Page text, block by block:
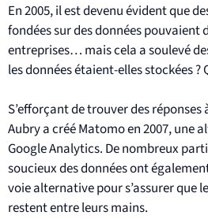
En 2005, il est devenu évident que
fondées sur des données pouvaient
entreprises… mais cela a soulevé
les données étaient-elles stockées
S’efforçant de trouver des
Aubry a créé Matomo en 2007, une
Google Analytics. De nombreux
soucieux des données ont
voie alternative pour s’assurer que
restent entre leurs mains.